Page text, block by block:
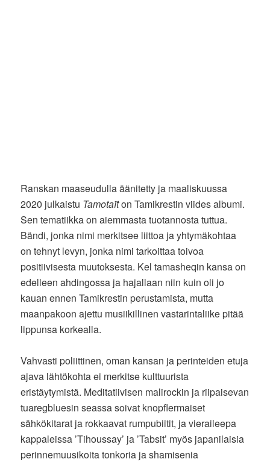
Ranskan maaseudulla äänitetty ja maaliskuussa
2020 julkaistu Tamotaïton Tamikrestin viides albumi.
Sen tematiikka on aiemmasta tuotannosta tuttua.
Bändi, jonka nimi merkitsee liittoa ja yhtymäkohtaa
on tehnyt levyn, jonka nimi tarkoittaa toivoa
positiivisesta muutoksesta. Kel tamasheqin kansa on
edelleen ahdingossa ja hajallaan niin kuin oli jo
kauan ennen Tamikrestin perustamista, mutta
maanpakoon ajettu musiikillinen vastarintaliike pitää
lippunsa korkealla.
Vahvasti poliittinen, oman kansan ja perinteiden etuja
ajava lähtökohta ei merkitse kulttuurista
eristäytymistä. Meditatiivisen malirockin ja riipaisevan
tuaregbluesin seassa soivat knopflermaiset
sähkökitarat ja rokkaavat rumpubiitit, ja vieraileepa
kappaleissa ’Tihoussay’ ja ’Tabsit’ myös japanilaisia
perinnemuusikoita tonkoria ja shamisenia